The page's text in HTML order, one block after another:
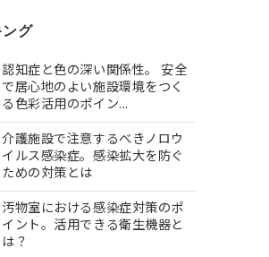
ング
認知症と色の深い関係性。 安全
で居心地のよい施設環境をつく
る色彩活用のポイン...
介護施設で注意するべきノロウ
イルス感染症。感染拡大を防ぐ
ための対策とは
汚物室における感染症対策のポ
イント。活用できる衛生機器と
は？